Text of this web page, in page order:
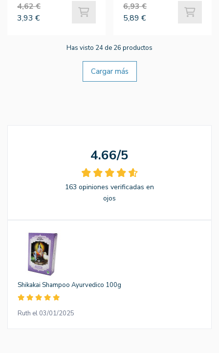
4,62 €
3,93 €
6,93 €
5,89 €
Has visto 24 de 26 productos
Cargar más
4.66/5
163 opiniones verificadas en
ojos
Shikakai Shampoo Ayurvedico 100g
Ruth el 03/01/2025